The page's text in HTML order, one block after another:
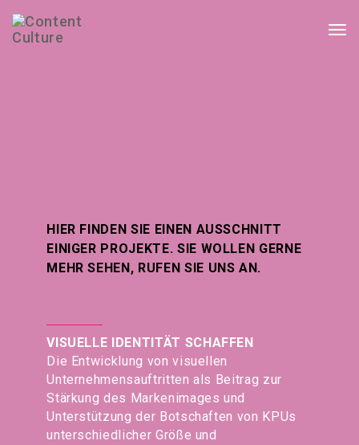
HIER FINDEN SIE EINEN AUSSCHNITT
EINIGER PROJEKTE. SIE WOLLEN GERNE
MEHR SEHEN, RUFEN SIE UNS AN.
VISUELLE IDENTITÄT SCHAFFEN
Die Entwicklung von visuellen
Unternehmensauftritten als Beitrag zur
Stärkung des Markenimages und
Unterstützung der Botschaften von KPUs
unterschiedlicher Größe und